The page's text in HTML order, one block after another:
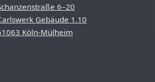
6–20
Gebäude 1.10
Köln-Mülheim